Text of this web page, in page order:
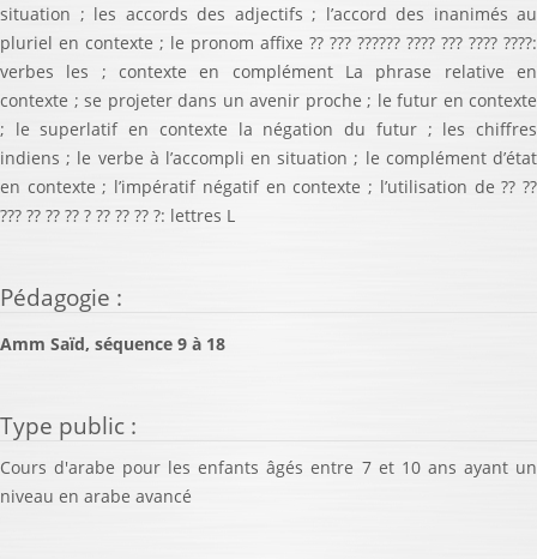
situation ; les accords des adjectifs ; l’accord des inanimés au
pluriel en contexte ; le pronom affixe ?? ??? ?????? ???? ??? ???? ????:
verbes les ; contexte en complément La phrase relative en
contexte ; se projeter dans un avenir proche ; le futur en contexte
; le superlatif en contexte la négation du futur ; les chiffres
indiens ; le verbe à l’accompli en situation ; le complément d’état
en contexte ; l’impératif négatif en contexte ; l’utilisation de ?? ??
??? ?? ?? ?? ? ?? ?? ?? ?: lettres L
Pédagogie :
Amm Saïd, séquence 9 à 18
Type public :
Cours d'arabe pour les enfants âgés entre 7 et 10 ans ayant un
niveau en arabe avancé